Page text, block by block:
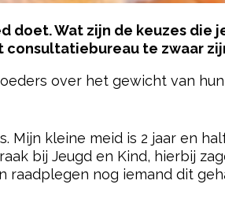
Wat zijn de keuzes die
consultatiebureau te zwaar
over het gewicht van
Mijn kleine meid is 2 jaar en
bij Jeugd en Kind, hierbij
nog iemand dit